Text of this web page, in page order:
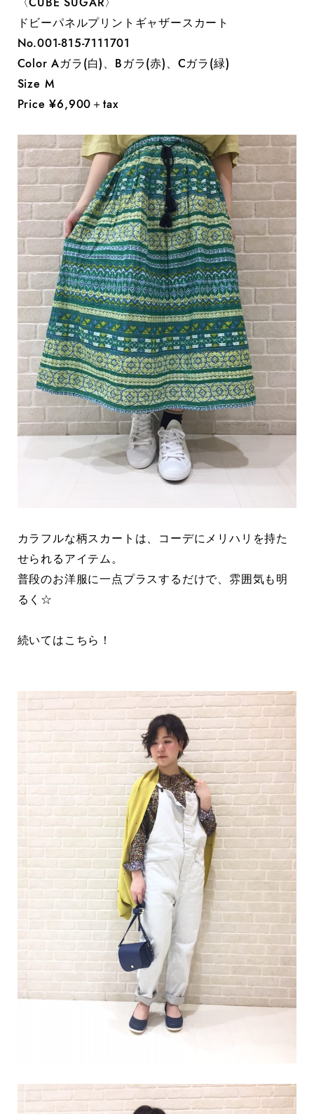
ドビーパネルプリントギャザースカート
No.‭001-815-7111701‬
Color Aガラ(白)、Bガラ(赤)、Cガラ(緑)
Size M
Price ¥6,900＋tax
カラフルな柄スカートは、コーデにメリハリを持た
せられるアイテム。
普段のお洋服に一点プラスするだけで、雰囲気も明
るく☆
続いてはこちら！